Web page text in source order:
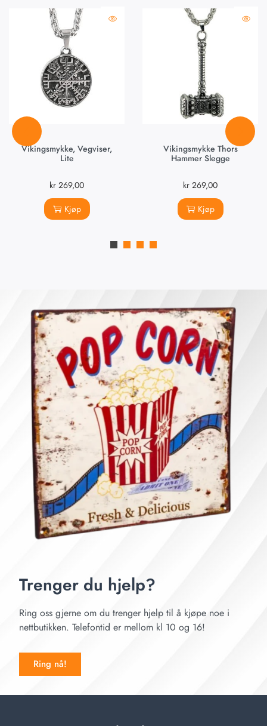
Vikingsmykke, Vegviser,
Lite
kr 269,00
Kjøp
Vikingsmykke Thors
Hammer Slegge
kr 269,00
Kjøp
Trenger du hjelp?
Ring oss gjerne om du trenger hjelp til å kjøpe noe i
nettbutikken. Telefontid er mellom kl 10 og 16!
Ring nå!